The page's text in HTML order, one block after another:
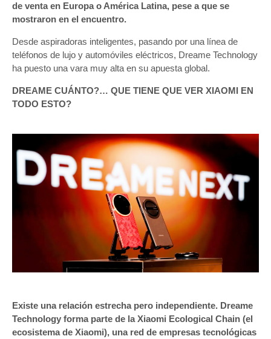
de venta en Europa o América Latina, pese a que se
mostraron en el encuentro.
Desde aspiradoras inteligentes, pasando por una línea de
teléfonos de lujo y automóviles eléctricos, Dreame Technology
ha puesto una vara muy alta en su apuesta global.
DREAME CUÁNTO?… QUE TIENE QUE VER XIAOMI EN
TODO ESTO?
Existe una relación estrecha pero independiente. Dreame
Technology forma parte de la Xiaomi Ecological Chain (el
ecosistema de Xiaomi), una red de empresas tecnológicas